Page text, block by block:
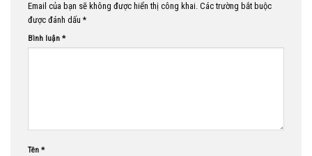
Email của bạn sẽ không được hiển thị công khai. Các trường bắt buộc
được đánh dấu*
Bình luận *
Tên *